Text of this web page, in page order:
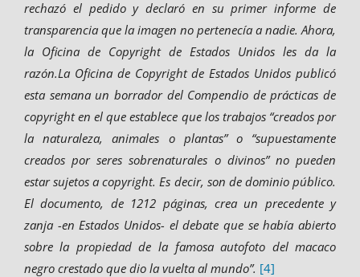
rechazó el pedido y declaró en su primer informe de
transparencia que la imagen no pertenecía a nadie. Ahora,
la Oficina de Copyright de Estados Unidos les da la
razón.La Oficina de Copyright de Estados Unidos publicó
esta semana un borrador del Compendio de prácticas de
copyright en el que establece que los trabajos “creados por
la naturaleza, animales o plantas” o “supuestamente
creados por seres sobrenaturales o divinos” no pueden
estar sujetos a copyright. Es decir, son de dominio público.
El documento, de 1212 páginas, crea un precedente y
zanja -en Estados Unidos- el debate que se había abierto
sobre la propiedad de la famosa autofoto del macaco
negro crestado que dio la vuelta al mundo”. [4]